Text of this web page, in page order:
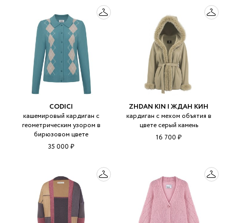
CODICI
кашемировый кардиган с
геометрическим узором в
бирюзовом цвете
35 000 ₽
ZHDAN KIN | ЖДАН КИН
кардиган с мехом объятия в
цвете серый камень
16 700 ₽